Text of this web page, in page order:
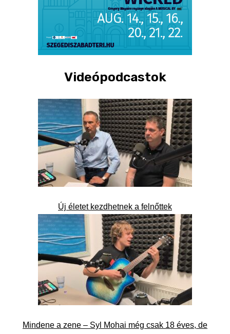
Videópodcastok
Új életet kezdhetnek a felnőttek
Mindene a zene – Syl Mohai még csak 18 éves, de